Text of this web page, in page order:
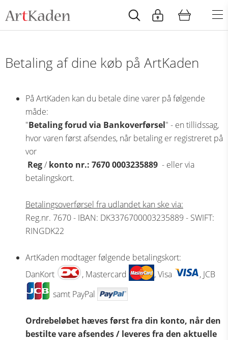
Betaling af dine køb på ArtKaden
På ArtKaden kan du betale dine varer på følgende
måde:
"Betaling forud via Bankoverførsel" - en tillidssag,
hvor varen først afsendes, når betaling er registreret på
vor
Reg/ konto nr.: 7670 0003235889 - eller via
betalingskort.
Betalingsoverførsel fra udlandet kan ske via:
Reg.nr. 7670 - IBAN: DK3376700003235889 - SWIFT:
RINGDK22
ArtKaden modtager følgende betalingskort:
DanKort
, Mastercard , Visa
, JCB
samt PayPal
Ordrebeløbet hæves først fra din konto, når den
bestilte vare afsendes / leveres fra den aktuelle